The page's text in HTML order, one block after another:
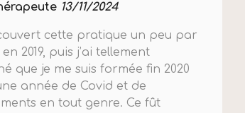
13/11/2024
cette pratique un peu par
2019, puis j’ai tellement
que je me suis formée fin 2020
année de Covid et de
en tout genre. Ce fût